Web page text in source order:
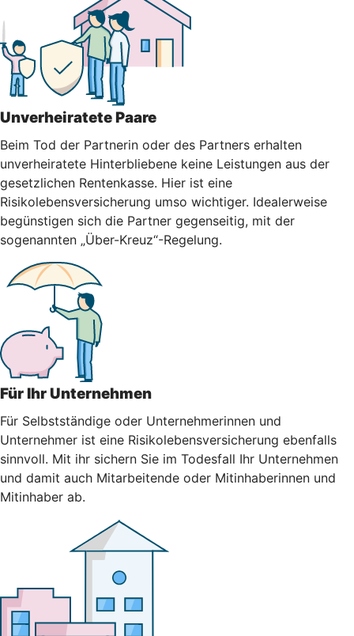
Unverheiratete Paare
Beim Tod der Partnerin oder des Partners erhalten
unverheiratete Hinterbliebene keine Leistungen aus der
gesetzlichen Rentenkasse. Hier ist eine
Risikolebensversicherung umso wichtiger. Idealerweise
begünstigen sich die Partner gegenseitig, mit der
sogenannten „Über-Kreuz“-Regelung.
Für Ihr Unternehmen
Für Selbstständige oder Unternehmerinnen und
Unternehmer ist eine Risikolebensversicherung ebenfalls
sinnvoll. Mit ihr sichern Sie im Todesfall Ihr Unternehmen
und damit auch Mitarbeitende oder Mitinhaberinnen und
Mitinhaber ab.